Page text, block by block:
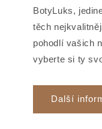
BotyLuks,
těch
pohodlí vašich
vyberte si ty
Další